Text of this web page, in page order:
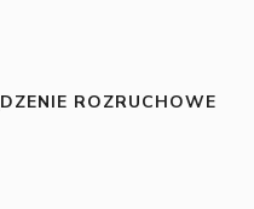
ROZRUCHOWE